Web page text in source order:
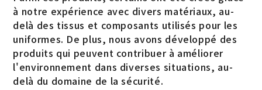
à notre expérience avec divers matériaux, au-
delà des tissus et composants utilisés pour les
uniformes. De plus, nous avons développé des
produits qui peuvent contribuer à améliorer
l'environnement dans diverses situations, au-
delà du domaine de la sécurité.